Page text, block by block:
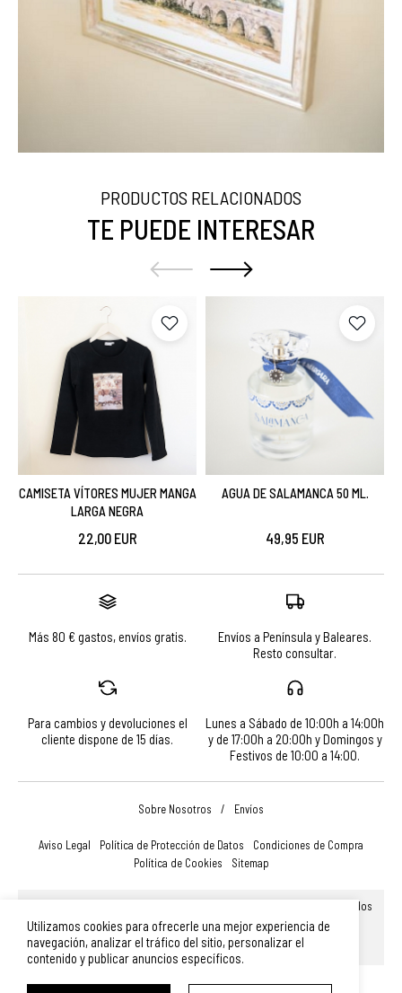
Utilizamos cookies para ofrecerle una mejor experiencia de
navegación, analizar el tráfico del sitio, personalizar el
contenido y publicar anuncios específicos.
PRODUCTOS RELACIONADOS
TE PUEDE INTERESAR
CAMISETA VÍTORES MUJER MANGA
LARGA NEGRA
22,00 EUR
AGUA DE SALAMANCA 50 ML.
49,95 EUR
Más 80 € gastos, envíos gratis.
Envíos a Península y Baleares.
Resto consultar.
Para cambios y devoluciones el
cliente dispone de 15 días.
Lunes a Sábado de 10:00h a 14:00h
y de 17:00h a 20:00h y Domingos y
Festivos de 10:00 a 14:00.
Sobre Nosotros / Envíos
Aviso Legal Política de Protección de Datos
Condiciones de Compra
Política de Cookies
Sitemap
© Turismo, Comercio y Promoción Económica de Salamanca, S.A.U. Todos
los derechos reservados.
Plaza Mayor 14, 37002, Salamanca (España) |Teléfono: 923 366 756
merchandising@turismodesalamanca.com
Diseño Web SGM